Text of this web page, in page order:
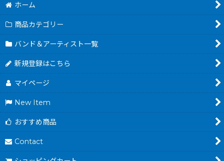
ホーム
商品カテゴリー
バンド＆アーティスト一覧
新規登録はこちら
マイページ
New Item
おすすめ商品
Contact